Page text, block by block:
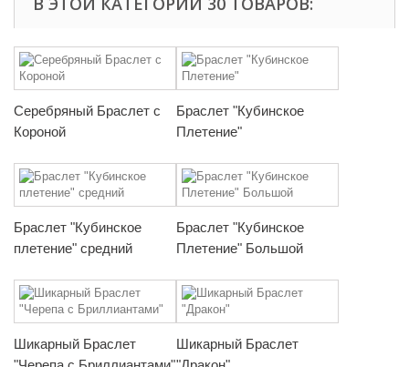
Серебряный Браслет с
Короной
Браслет "Кубинское
Плетение"
Браслет "Кубинское
плетение" средний
Браслет "Кубинское
Плетение" Большой
Шикарный Браслет
Шикарный Браслет